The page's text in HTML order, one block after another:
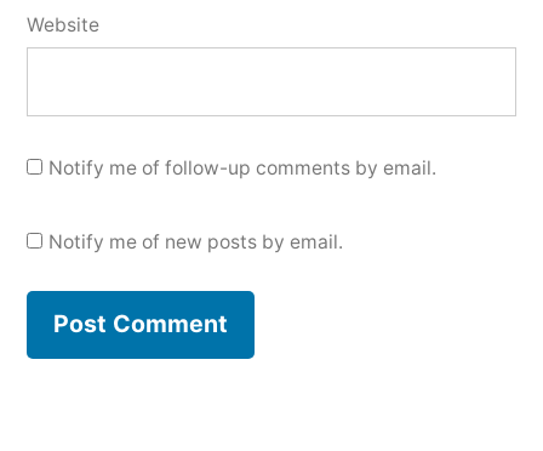
Website
Notify me of follow-up comments by email.
Notify me of new posts by email.